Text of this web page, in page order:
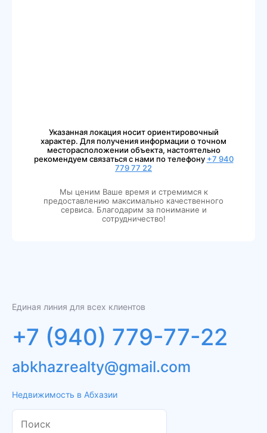
Указанная локация носит ориентировочный
характер. Для получения информации о точном
месторасположении объекта, настоятельно
рекомендуем связаться с нами по телефону +7 940
779 77 22
Мы ценим Ваше время и стремимся к
предоставлению максимально качественного
сервиса. Благодарим за понимание и
сотрудничество!
Единая линия для всех клиентов
+7 (940) 779-77-22
Недвижимость в Абхазии
abkhazrealty@gmail.com